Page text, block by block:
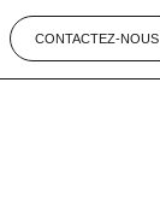
CONTACTEZ-NOUS